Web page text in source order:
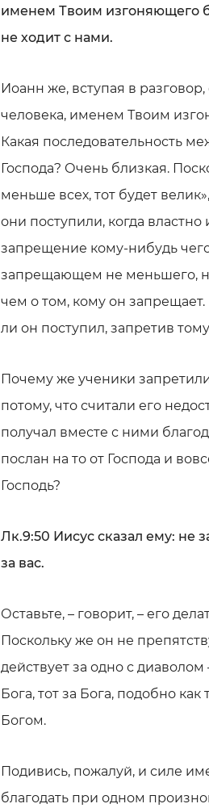
именем Твоим изгоняющего
не ходит с нами.
Иоанн же, вступая в
человека, именем Твоим
Какая последовательность
Господа? Очень близкая.
меньше всех, тот будет
они поступили, когда
запрещение кому-нибудь
запрещающем не меньшего,
чем о том, кому он
ли он поступил, запретив
Почему же ученики
потому, что считали его
получал вместе с ними
послан на то от Господа и
Господь?
Лк.9:50 Иисус сказал ему: не
за вас.
Оставьте, – говорит, – его
Поскольку же он не
действует за одно с
Бога, тот за Бога, подобно
Богом.
Подивись, пожалуй, и силе
благодать при одном